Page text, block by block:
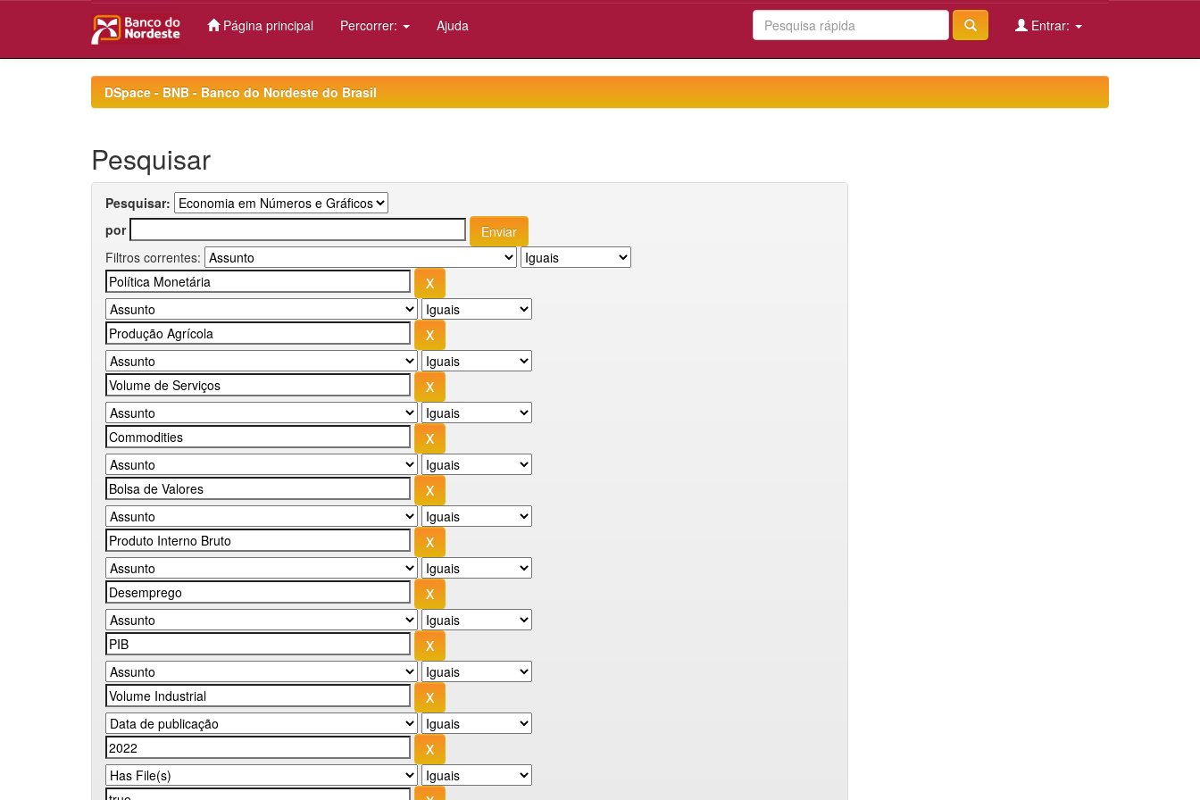
Página principal Percorrer: Ajuda Entrar:
DSpace - BNB - Banco do Nordeste do Brasil
Pesquisar
Pesquisar:
por
Filtros correntes: